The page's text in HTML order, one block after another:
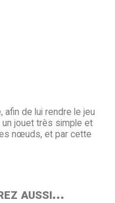
de lui rendre le jeu
jouet très simple et
nœuds, et par cette
aussi...